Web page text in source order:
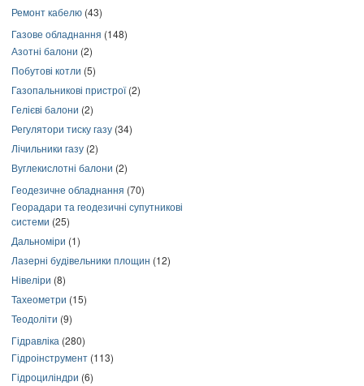
Ремонт кабелю (43)
Газове обладнання (148)
Азотні балони (2)
Побутові котли (5)
Газопальникові пристрої(2)
Гелієві балони (2)
Регулятори тиску газу (34)
Лічильники газу (2)
Вуглекислотні балони (2)
Геодезичне обладнання (70)
Георадари та геодезичні супутникові
системи (25)
Дальноміри (1)
Лазерні будівельники площин (12)
Нівеліри (8)
Тахеометри (15)
Теодоліти (9)
Гідравліка (280)
Гідроінструмент (113)
Гідроциліндри (6)